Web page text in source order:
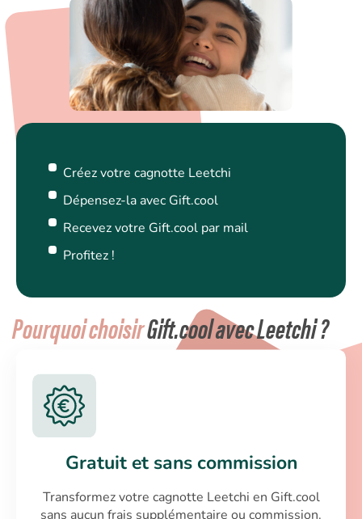
Créez votre cagnotte Leetchi
Dépensez-la avec Gift.cool
Recevez votre Gift.cool par mail
Profitez !
Pourquoi choisirGift.cool avec Leetchi ?
Gratuit et sans commission
Transformez votre cagnotte Leetchi en Gift.cool
sans aucun frais supplémentaire ou commission.